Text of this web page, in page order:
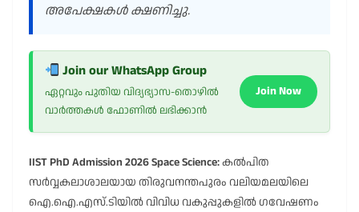
അപേക്ഷകൾ ക്ഷണിച്ചു.
Join our WhatsApp Group
ഏറ്റവും പുതിയ വിദ്യഭ്യാസ-തൊഴിൽ
വാർത്തകൾ ഫോണിൽ ലഭിക്കാൻ
Join Now
IIST PhD Admission 2026 Space Science:കൽപിത
സർവ്വകലാശാലയായ തിരുവനന്തപുരം വലിയമലയിലെ
ഐ.ഐ.എസ്.ടിയിൽ വിവിധ വകുപ്പുകളിൽ ഗവേഷണം